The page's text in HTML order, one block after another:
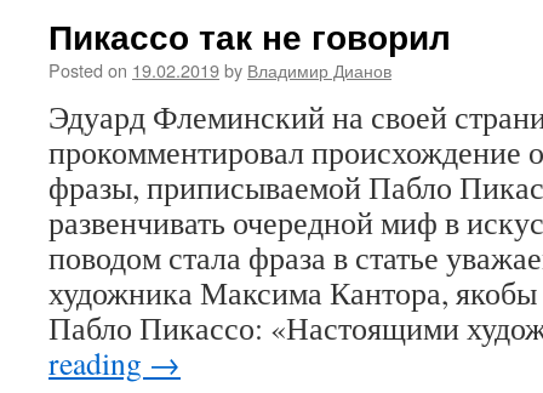
Пикассо так не говорил
Posted on 19.02.2019by Владимир Дианов
Эдуард Флеминский на своей
прокомментировал происхождение
фразы, приписываемой Пабло
развенчивать очередной миф в
поводом стала фраза в статье
художника Максима Кантора,
Пабло Пикассо: «Настоящими
reading →